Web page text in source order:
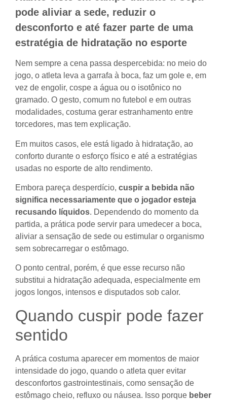
pode aliviar a sede, reduzir o
desconforto e até fazer parte de uma
estratégia de hidratação no esporte
Nem sempre a cena passa despercebida: no meio do
jogo, o atleta leva a garrafa à boca, faz um gole e, em
vez de engolir, cospe a água ou o isotônico no
gramado. O gesto, comum no futebol e em outras
modalidades, costuma gerar estranhamento entre
torcedores, mas tem explicação.
Em muitos casos, ele está ligado à hidratação, ao
conforto durante o esforço físico e até a estratégias
usadas no esporte de alto rendimento.
Embora pareça desperdício, cuspir a bebida não
significa necessariamente que o jogador esteja
recusando líquidos. Dependendo do momento da
partida, a prática pode servir para umedecer a boca,
aliviar a sensação de sede ou estimular o organismo
sem sobrecarregar o estômago.
O ponto central, porém, é que esse recurso não
substitui a hidratação adequada, especialmente em
jogos longos, intensos e disputados sob calor.
Quando cuspir pode fazer
sentido
A prática costuma aparecer em momentos de maior
intensidade do jogo, quando o atleta quer evitar
desconfortos gastrointestinais, como sensação de
estômago cheio, refluxo ou náusea. Isso porque beber